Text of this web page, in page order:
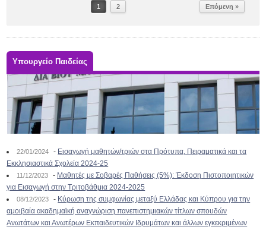
1 2 Επόμενη »
Υπουργείο Παιδείας
22/01/2024 - Εισαγωγή μαθητών/τριών στα Πρότυπα, Πειραματικά και τα
Εκκλησιαστικά Σχολεία 2024-25
11/12/2023 - Μαθητές με Σοβαρές Παθήσεις (5%): Έκδοση Πιστοποιητικών
για Εισαγωγή στην Τριτοβάθμια 2024-2025
08/12/2023 - Κύρωση της συμφωνίας μεταξύ Ελλάδας και Κύπρου για την
αμοιβαία ακαδημαϊκή αναγνώριση πανεπιστημιακών τίτλων σπουδών
Ανωτάτων και Ανωτέρων Εκπαιδευτικών Ιδρυμάτων και άλλων εγκεκριμένων